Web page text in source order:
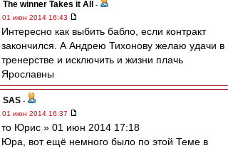
The winner Takes it All
-
01 июн 2014 16:43
Интересно как выбить бабло, если контракт
закончился. А Андрею Тихонову желаю удачи в
тренерстве и исключить и жизни плачь
Ярославны
SAS -
01 июн 2014 16:37
то Юрис » 01 июн 2014 17:18
Юра, вот ещё немного было по этой Теме в